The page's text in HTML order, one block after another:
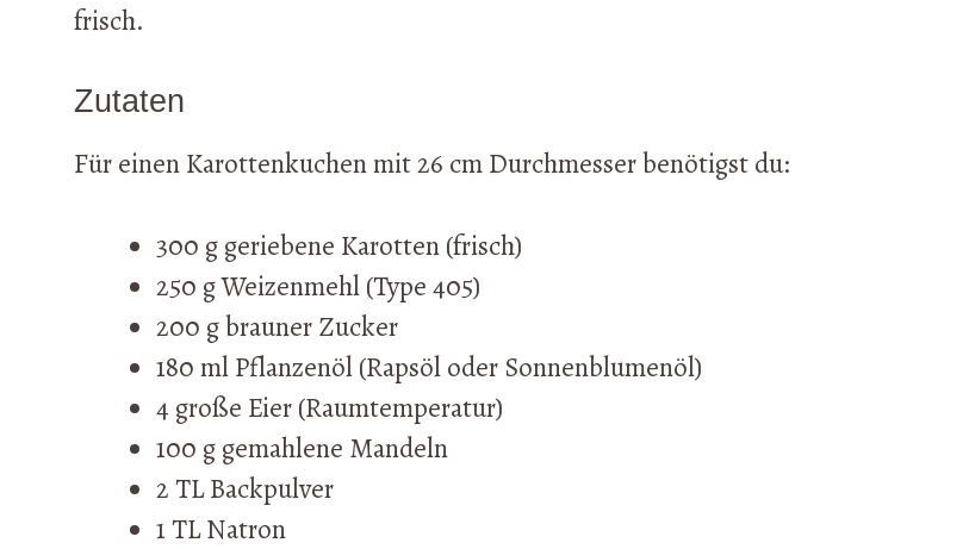
frisch.
Zutaten
Für einen Karottenkuchen mit 26 cm Durchmesser benötigst du:
300 g geriebene Karotten (frisch)
250 g Weizenmehl (Type 405)
200 g brauner Zucker
180 ml Pflanzenöl (Rapsöl oder Sonnenblumenöl)
4 große Eier (Raumtemperatur)
100 g gemahlene Mandeln
2 TL Backpulver
1 TL Natron